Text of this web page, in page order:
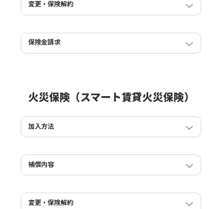
確認できますか？
スマートフォンを盗難や紛失した際の補償内容を教えて
ください。
バッテリーの交換費用は対象になりますか？
変更・保険解約
契約を途中で解約をすることは出来ますか？
スマートフォンを機種変更しました。契約はどうなりま
すか？
保険金請求
スマホ保険の事故の報告、保険金請求の流れを教えてく
火災保険（スマート賃貸火災保険）
加入方法
加入するための条件はありますか？
数か月単位での契約はできますか？
契約者が会社（法人）の社宅に住む場合も加入すること
補償内容
くらしのサポートサービスについて教えてください
借家人賠償責任特約と修理費用特約の違いはなんです
か？
変更・保険解約